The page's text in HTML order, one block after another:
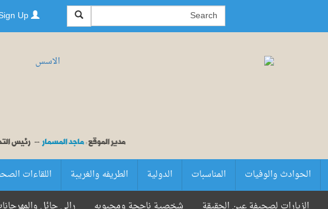
الحوادث والوفيات المناسبات الدولية الطريفه والغريبة اللقاءات